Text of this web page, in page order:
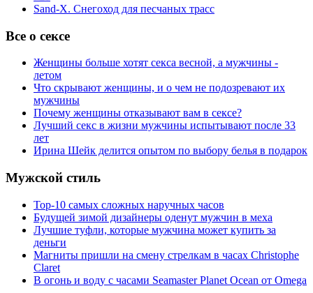
Sand-X. Снегоход для песчаных трасс
Все о сексе
Женщины больше хотят секса весной, а мужчины -
летом
Что скрывают женщины, и о чем не подозревают их
мужчины
Почему женщины отказывают вам в сексе?
Лучший секс в жизни мужчины испытывают после 33
лет
Ирина Шейк делится опытом по выбору белья в подарок
Мужской стиль
Top-10 самых сложных наручных часов
Будущей зимой дизайнеры оденут мужчин в меха
Лучшие туфли, которые мужчина может купить за
деньги
Магниты пришли на смену стрелкам в часах Christophe
Claret
В огонь и воду с часами Seamaster Planet Ocean от Omega